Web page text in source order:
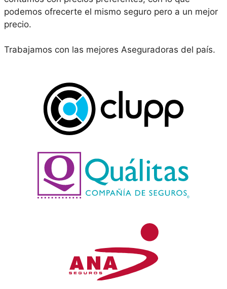
podemos ofrecerte el mismo seguro pero a un mejor
precio.
Trabajamos con las mejores Aseguradoras del país.